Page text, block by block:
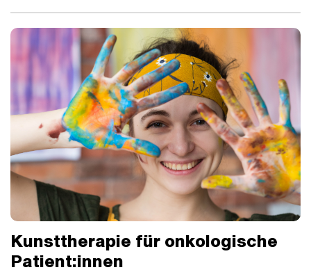
Kunsttherapie für onkologische
Patient:innen